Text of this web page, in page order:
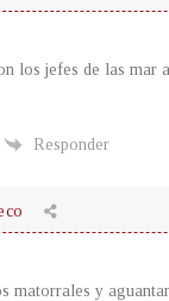
los jefes de las mar
Responder
matorrales y